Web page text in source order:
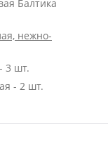
Балтика
нежно-
3 шт.
- 2 шт.